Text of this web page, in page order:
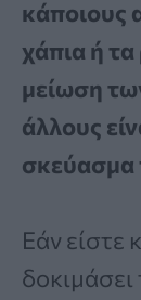
κάποιους
χάπια ή
μείωση
άλλους
σκεύασμα
Εάν είστε